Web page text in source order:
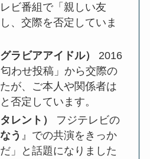
ビ番組で「親しい友
、交際を否定していま
ラビアアイドル）
2016
わせ投稿」から交際の
が、ご本人や関係者は
否定しています。
レント）
フジテレビの
う 』での共演をきっか
」と話題になりました